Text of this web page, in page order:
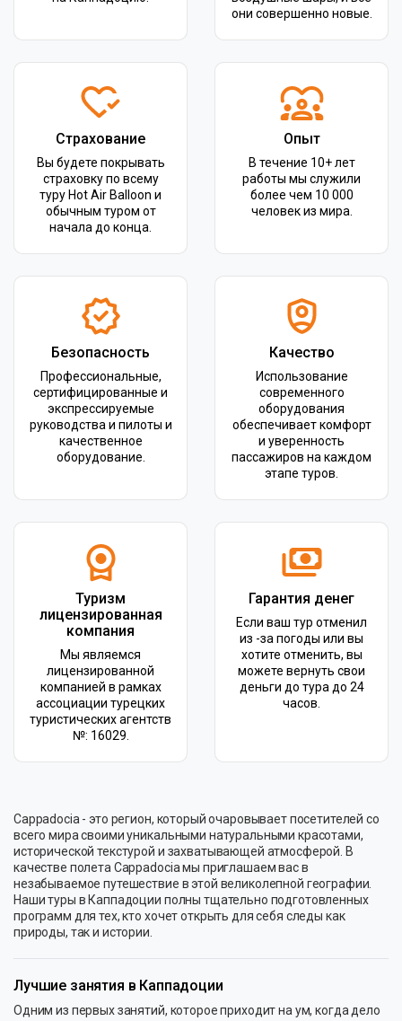
они совершенно новые.
Страхование
Вы будете покрывать
страховку по всему
туру Hot Air Balloon и
обычным туром от
начала до конца.
Опыт
В течение 10+ лет
работы мы служили
более чем 10 000
человек из мира.
Безопасность
Профессиональные,
сертифицированные и
экспрессируемые
руководства и пилоты и
качественное
оборудование.
Качество
Использование
современного
оборудования
обеспечивает комфорт
и уверенность
пассажиров на каждом
этапе туров.
Туризм
лицензированная
компания
Мы являемся
лицензированной
компанией в рамках
ассоциации турецких
туристических агентств
№: 16029.
Гарантия денег
Если ваш тур отменил
из -за погоды или вы
хотите отменить, вы
можете вернуть свои
деньги до тура до 24
часов.
Cappadocia - это регион, который очаровывает посетителей со
всего мира своими уникальными натуральными красотами,
исторической текстурой и захватывающей атмосферой. В
качестве полета Cappadocia мы приглашаем вас в
незабываемое путешествие в этой великолепной географии.
Наши туры в Каппадоции полны тщательно подготовленных
программ для тех, кто хочет открыть для себя следы как
природы, так и истории.
Лучшие занятия в Каппадоции
Одним из первых занятий, которое приходит на ум, когда дело